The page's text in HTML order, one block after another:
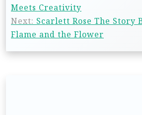
Meets Creativity
Next: Scarlett Rose The Story
Flame and the Flower